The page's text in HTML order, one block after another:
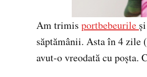
Am trimis portbebeurile
săptămânii. Asta în 4 zile
avut-o vreodată cu poșta.